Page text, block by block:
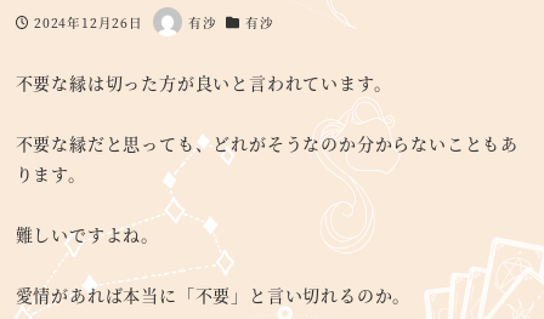
投稿日
2024年12月26日
著
有沙
カテゴリー
有沙
不要な縁は切った方が良いと言われています。
不要な縁だと思っても、どれがそうなのか分からないこともあ
ります。
難しいですよね。
愛情があれば本当に「不要」と言い切れるのか。